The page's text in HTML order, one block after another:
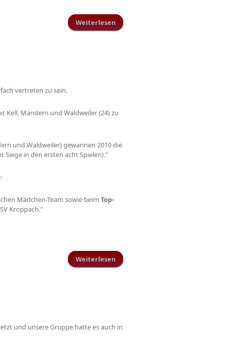
Weiterlesen
über AH Mitgliederversammlung
vertreten zu sein.
Kell, Mandern und Waldweiler (24) zu
und Waldweiler) gewannen 2010 die
Siege in den ersten acht Spielen)."
Mädchen-Team sowie beim Top-
Kroppach."
Weiterlesen über Sportler des Jahres
und unsere Gruppe hatte es auch in